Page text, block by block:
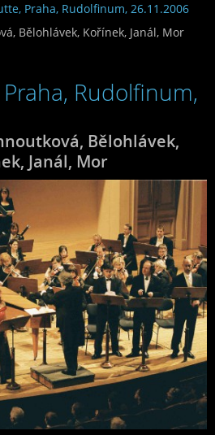
Praha, Rudolfinum, 26.11.2006
Bělohlávek, Kořínek, Janál, Mor
Rudolfinum,
Bělohlávek,
Janál, Mor